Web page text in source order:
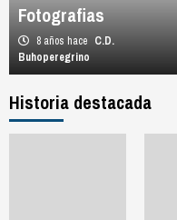
Fotografias
8 años hace C.D.
Buhoperegrino
Historia destacada